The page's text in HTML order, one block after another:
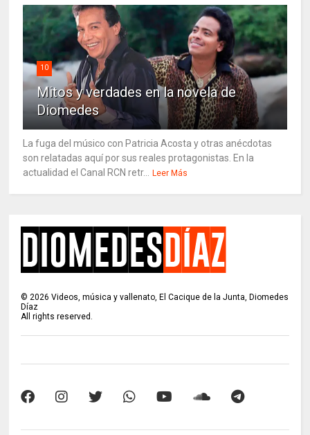
10
Mitos y verdades en la novela de
Diomedes
La fuga del músico con Patricia Acosta y otras anécdotas
son relatadas aquí por sus reales protagonistas. En la
actualidad el Canal RCN retr...
Leer Más
© 2026 Videos, música y vallenato, El Cacique de la Junta, Diomedes
Díaz
All rights reserved.